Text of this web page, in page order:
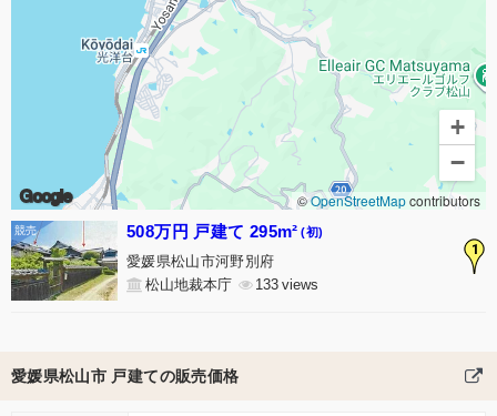
Google
+
−
©OpenStreetMapcontributors
1
508万円 戸建て 295m² (初)
愛媛県松山市河野別府
松山地裁本庁
133
愛媛県松山市 戸建ての販売価格